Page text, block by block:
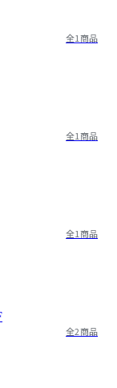
全1商品
全1商品
全1商品
全2商品